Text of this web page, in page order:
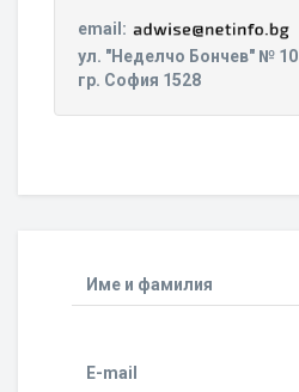
email:
ул. "Неделчо Бончев" № 10
гр. София 1528
Име и фамилия
E-mail